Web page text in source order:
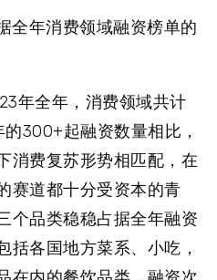
全年消费领域融资榜单的
年全年，消费领域共计
300+起融资数量相比，
消费复苏形势相匹配，在
赛道都十分受资本的青
个品类稳稳占据全年融资
括各国地方菜系、小吃，